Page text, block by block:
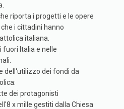
riporta i progetti e le opere
i cittadini hanno
italiana.
fuori Italia e nelle
dell'utilizzo dei fondi da
dei protagonisti
x mille gestiti dalla Chiesa